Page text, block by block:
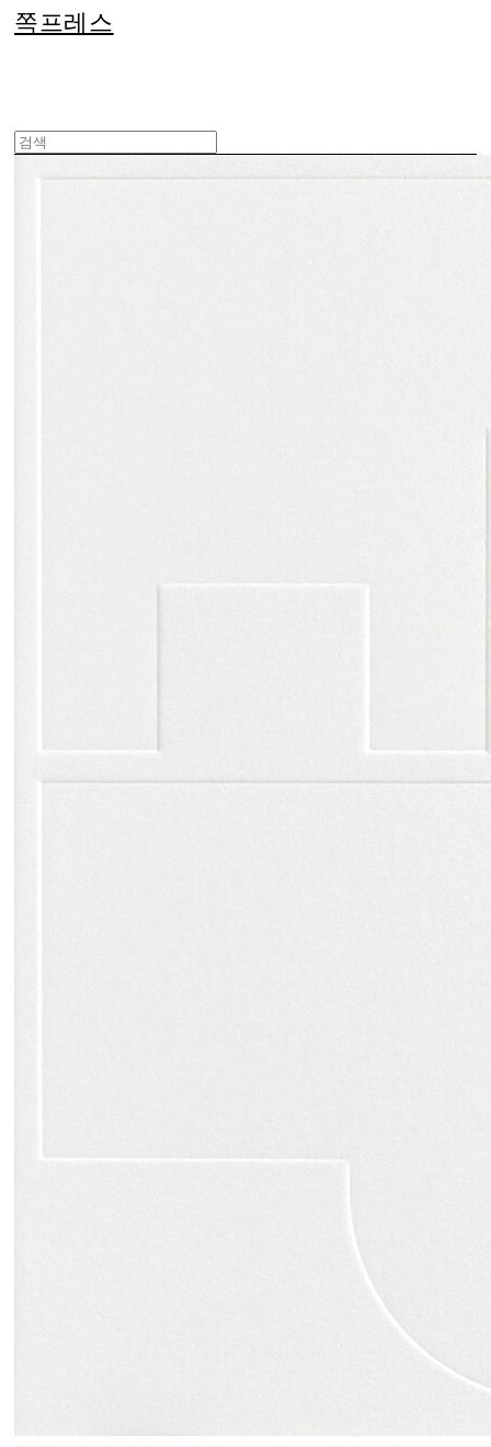
쪽프레스